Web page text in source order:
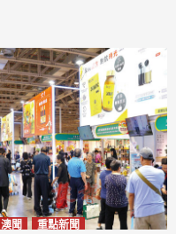
澳聞 重點新聞